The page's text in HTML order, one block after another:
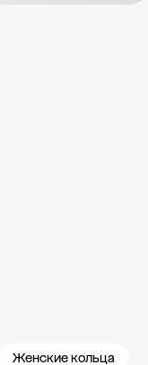
Женские кольца